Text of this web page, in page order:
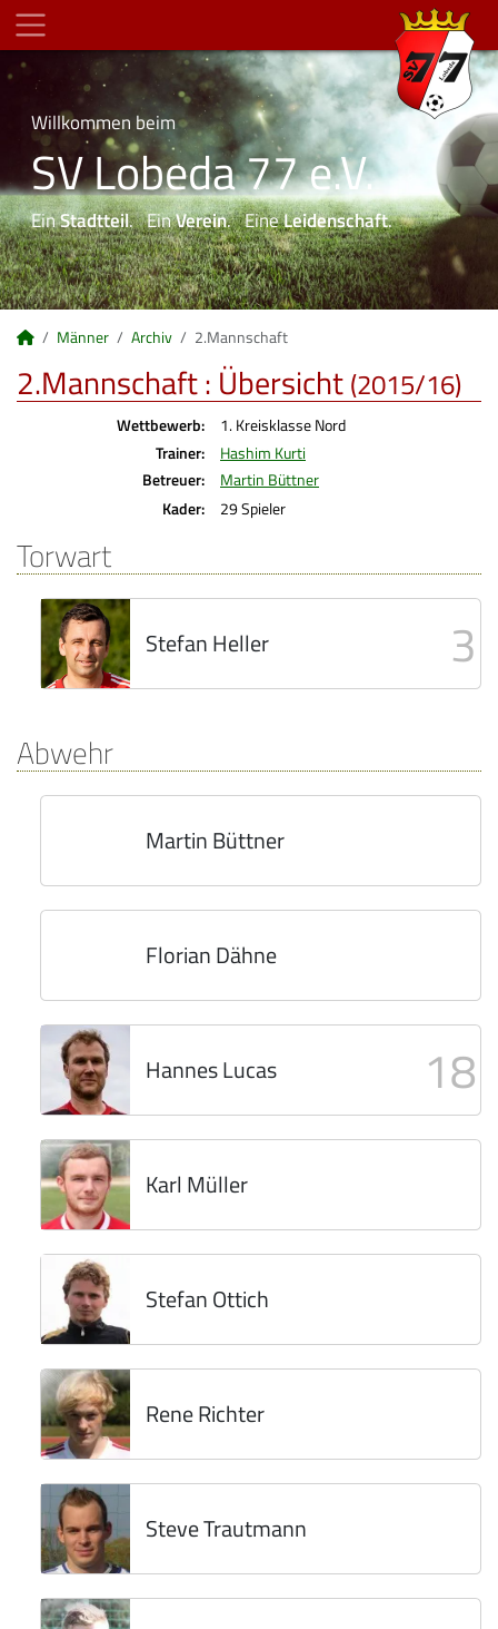
Willkommen beim
SV Lobeda 77 e.V.
EinStadtteil. EinVerein. EineLeidenschaft.
Männer Archiv 2.Mannschaft
2.Mannschaft : Übersicht(2015/16)
Wettbewerb:
1. Kreisklasse Nord
Trainer:
Hashim Kurti
Betreuer:
Martin Büttner
Kader:
29 Spieler
Torwart
Stefan Heller 3
Abwehr
Martin Büttner
Florian Dähne
Hannes Lucas 18
Karl Müller
Stefan Ottich
Rene Richter
Steve Trautmann